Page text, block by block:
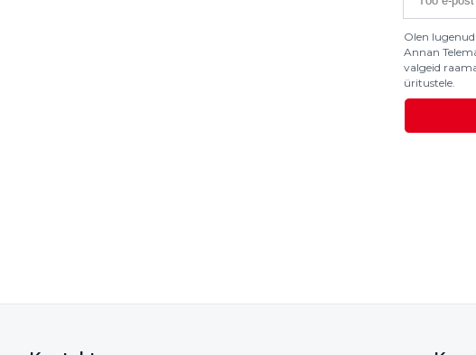
Olen
Annan
valgeid
üritustele.